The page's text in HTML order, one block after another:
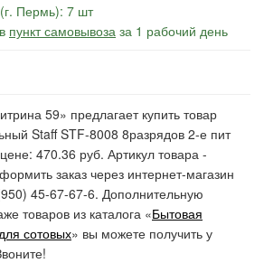
Пермь): 7 шт
пункт самовывоза за 1 рабочий день
59» предлагает купить товар
Staff STF-8008 8разрядов 2-е пит
470.36 руб. Артикул товара -
заказ через интернет-магазин
45-67-67-6. Дополнительную
товаров из каталога «Бытовая
сотовых» вы можете получить у